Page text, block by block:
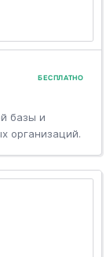
БЕСПЛАТНО
базы и
организаций.